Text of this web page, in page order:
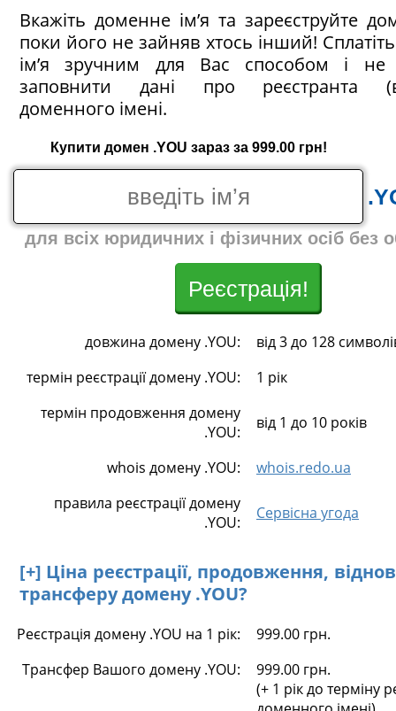
Вкажіть доменне ім’я та зареєструйте
поки його не зайняв хтось інший!
ім’я зручним для Вас способом і не
заповнити дані про реєстранта
доменного імені.
Купити домен .YOU зараз за 999.00 грн!
для всіх юридичних і фізичних осіб без
Реєстрація!
довжина домену .YOU:
від 3 до 128
термін реєстрації домену .YOU:
1 рік
термін продовження домену
.YOU:
від 1 до 10 років
whois домену .YOU:
whois.redo.ua
правила реєстрації домену
.YOU:
Сервісна угода
[+] Ціна реєстрації, продовження,
трансферу домену .YOU?
Реєстрація домену .YOU на 1 рік:
999.00 грн.
Трансфер Вашого домену .YOU:
999.00 грн.
(+ 1 рік до терміну